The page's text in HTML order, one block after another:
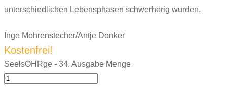
unterschiedlichen Lebensphasen schwerhörig wurden.
Inge Mohrenstecher/Antje Donker
Kostenfrei!
SeelsOHRge - 34. Ausgabe Menge